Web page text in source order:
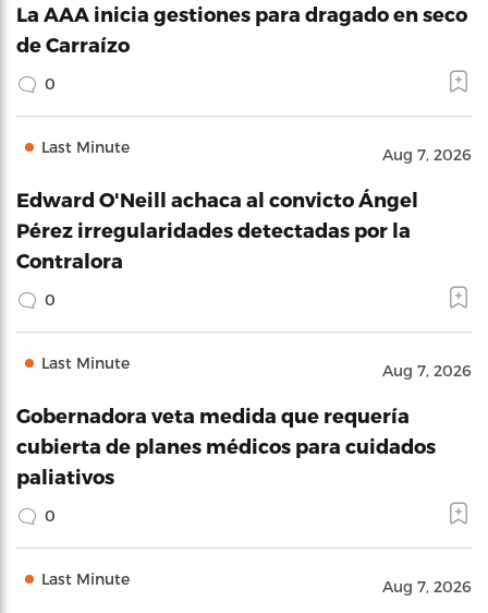
La AAA inicia gestiones para dragado en seco
de Carraízo
0
Last Minute Aug 7, 2026
Edward O'Neill achaca al convicto Ángel
Pérez irregularidades detectadas por la
Contralora
0
Last Minute Aug 7, 2026
Gobernadora veta medida que requería
cubierta de planes médicos para cuidados
paliativos
0
Last Minute Aug 7, 2026